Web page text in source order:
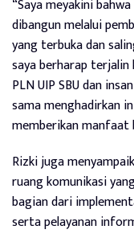
“Saya meyakini
dibangun melalui
yang terbuka dan
saya berharap
PLN UIP SBU dan
sama menghadirkan
memberikan manfaat
Rizki juga
ruang komunikasi
bagian dari
serta pelayanan